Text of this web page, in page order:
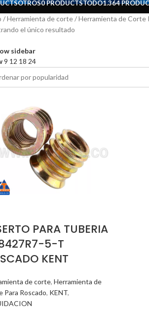
OTROS0 PRODUCTSTODO1.364
Herramienta de corte Herramienta de Corte
el único resultado
sidebar
9 12 18 24
PARA TUBERIA
5-T
KENT
de corte, Herramienta de
Para Roscado, KENT,